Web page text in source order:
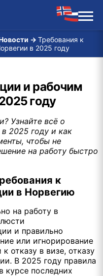
→ Требования к
в 2025 году
и рабочим
году
Узнайте всё о
2025 году и как
чтобы не
на работу быстро
к
в Норвегию
на работу в
и правильно
или игнорирование
отказу в визе, отказу
В 2025 году правила
курсе последних